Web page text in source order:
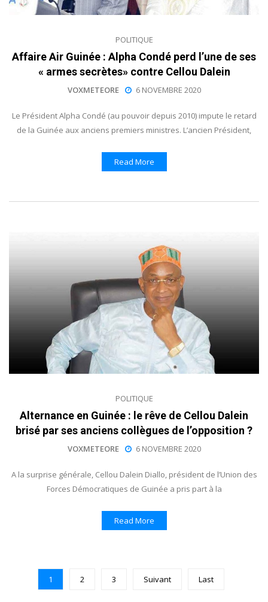
POLITIQUE
Affaire Air Guinée : Alpha Condé perd l’une de ses
« armes secrètes» contre Cellou Dalein
VOXMETEORE 6 NOVEMBRE 2020
Le Président Alpha Condé (au pouvoir depuis 2010) impute le retard
de la Guinée aux anciens premiers ministres. L’ancien Président,
Read More
POLITIQUE
Alternance en Guinée : le rêve de Cellou Dalein
brisé par ses anciens collègues de l’opposition ?
VOXMETEORE 6 NOVEMBRE 2020
A la surprise générale, Cellou Dalein Diallo, président de l’Union des
Forces Démocratiques de Guinée a pris part à la
Read More
1 2 3 Suivant Last